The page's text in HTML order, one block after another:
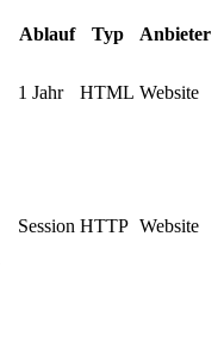
Ablauf Typ Anbieter
1 Jahr HTML Website
Session HTTP Website